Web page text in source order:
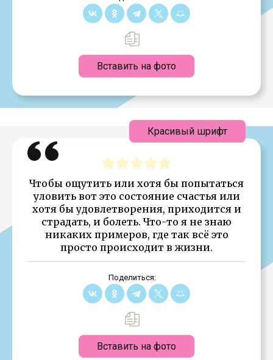
Вставить на фото
Чтобы ощутить или хотя бы попытаться
уловить вот это состояние счастья или
хотя бы удовлетворения, приходится и
страдать, и болеть. Что-то я не знаю
никаких примеров, где так всё это
просто происходит в жизни.
Поделиться:
Вставить на фото
Красивый шрифт